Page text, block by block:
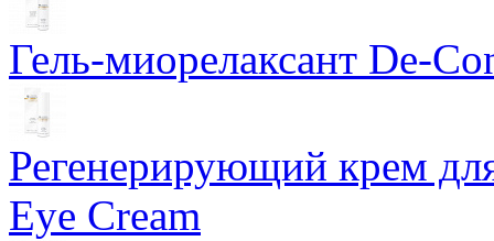
Гель-миорелаксант De-
Регенерирующий крем
Eye Cream